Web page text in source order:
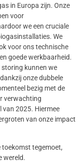
in Europa zijn. Onze
voor
we een cruciale
We
voor ons technische
goede werkbaarheid.
kunnen we
onze dubbele
bezig met de
verwachting
van 2025. Hiermee
van onze impact
toekomst tegemoet,
wereld.